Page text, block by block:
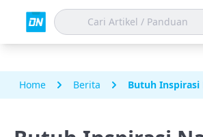
Home Berita Butuh Inspirasi